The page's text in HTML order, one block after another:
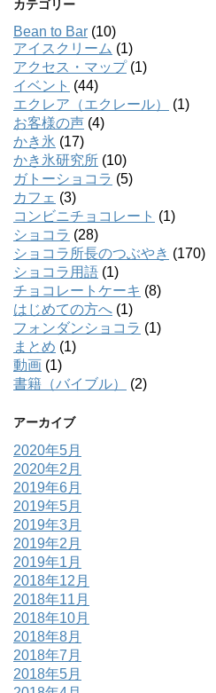
カテゴリー
Bean to Bar (10)
アイスクリーム (1)
アクセス・マップ(1)
イベント (44)
エクレア（エクレール）
(1)
お客様の声 (4)
かき氷 (17)
かき氷研究所 (10)
ガトーショコラ (5)
カフェ (3)
コンビニチョコレート (1)
ショコラ (28)
ショコラ所長のつぶやき (170)
ショコラ用語 (1)
チョコレートケーキ (8)
はじめての方へ (1)
フォンダンショコラ (1)
まとめ (1)
動画 (1)
書籍（バイブル）
(2)
アーカイブ
2020年5月
2020年2月
2019年6月
2019年5月
2019年3月
2019年2月
2019年1月
2018年12月
2018年11月
2018年10月
2018年8月
2018年7月
2018年5月